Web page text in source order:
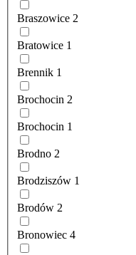
Braszowice 2
Bratowice 1
Brennik 1
Brochocin 2
Brochocin 1
Brodno 2
Brodziszów 1
Brodów 2
Bronowiec 4